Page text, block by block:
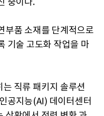
중이다.
부품 소재를 단계적으로
기술 고도화 작업을 마
직류 패키지 솔루션
공지능(AI) 데이터센터